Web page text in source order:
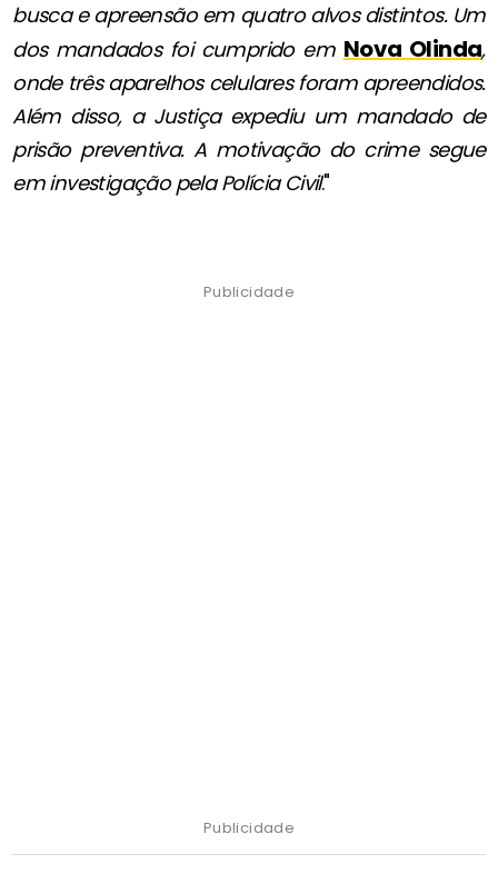
busca e apreensão em quatro alvos distintos. Um
dos mandados foi cumprido em Nova Olinda,
onde três aparelhos celulares foram apreendidos.
Além disso, a Justiça expediu um mandado de
prisão preventiva. A motivação do crime segue
em investigação pela Polícia Civil."
Publicidade
Publicidade